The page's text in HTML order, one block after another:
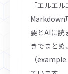
「エルエ
Markdown
要とAIに読
きでまと
（